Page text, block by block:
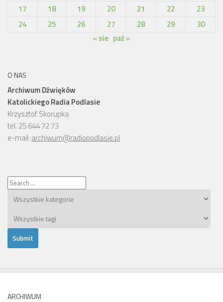
17
18 19 20 21 22
23
24
25 26 27 28 29
30
« sie paź »
O NAS
Archiwum Dźwięków
Katolickiego Radia Podlasie
Krzysztof Skorupka
tel. 25 644 72 73
e-mail: archiwum@radiopodlasie.pl
ARCHIWUM